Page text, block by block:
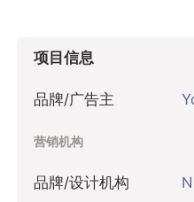
项目信息
品牌/广告主
营销机构
品牌/设计机构